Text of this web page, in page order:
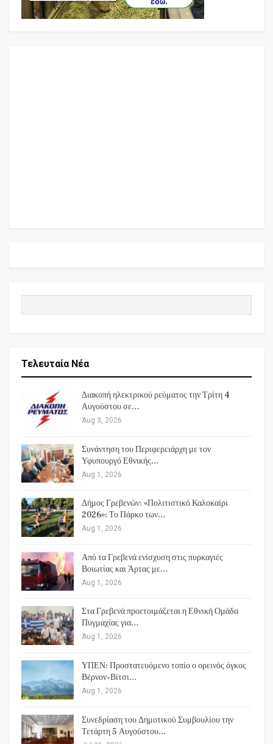
Τελευταία Νέα
Διακοπή ηλεκτρικού ρεύματος την Τρίτη 4
Αυγούστου σε…
Aug 3, 2026
Συνάντηση του Περιφερειάρχη με τον
Υφυπουργό Εθνικής…
Aug 1, 2026
Δήμος Γρεβενών: «Πολιτιστικό Καλοκαίρι
2026»: Το Πάρκο των…
Aug 1, 2026
Από τα Γρεβενά ενίσχυση στις πυρκαγιές
Βοιωτίας και Άρτας με…
Aug 1, 2026
Στα Γρεβενά προετοιμάζεται η Εθνική Ομάδα
Πυγμαχίας για…
Aug 1, 2026
ΥΠΕΝ: Προστατευόμενο τοπίο ο ορεινός όγκος
Βέρνον-Βίτσι…
Aug 1, 2026
Συνεδρίαση του Δημοτικού Συμβουλίου την
Τετάρτη 5 Αυγούστου…